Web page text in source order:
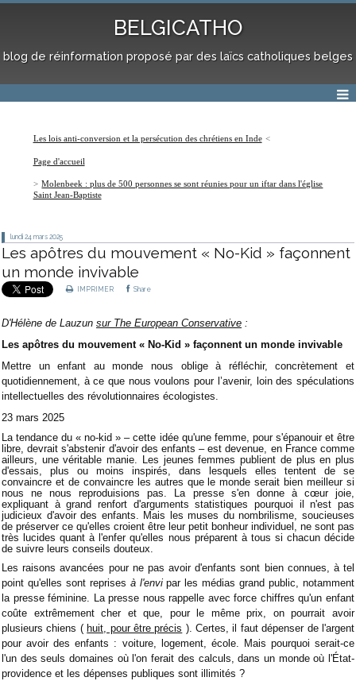
BELGICATHO
blog de réinformation proposé par des laïcs catholiques belges
Les lois anti-conversion et la persécution des chrétiens en Inde
Page d'accueil
Molenbeek : plus de 500 personnes se sont réunies pour un iftar dans l'église
Saint Jean-Baptiste
lundi 24 mars 2025
Les apôtres du mouvement « No-Kid » façonnent
un monde invivable
IMPRIMER Share
D'Hélène de Lauzun sur The European Conservative :
Les apôtres du mouvement « No-Kid » façonnent un monde invivable
Mettre un enfant au monde nous oblige à réfléchir, concrètement et
quotidiennement, à ce que nous voulons pour l’avenir, loin des spéculations
intellectuelles des révolutionnaires écologistes.
23 mars 2025
La tendance du « no-kid » – cette idée qu'une femme, pour s'épanouir et être
libre, devrait s'abstenir d'avoir des enfants – est devenue, en France comme
ailleurs, une véritable manie. Les jeunes femmes publient de plus en plus
d'essais, plus ou moins inspirés, dans lesquels elles tentent de se
convaincre et de convaincre les autres que le monde serait bien meilleur si
nous ne nous reproduisions pas. La presse s'en donne à cœur joie,
expliquant à grand renfort d'arguments statistiques pourquoi il n'est pas
judicieux d'avoir des enfants. Mais les muses du nombrilisme, soucieuses
de préserver ce qu'elles croient être leur petit bonheur individuel, ne sont pas
très lucides quant à l'enfer qu'elles nous préparent à tous si chacun décide
de suivre leurs conseils douteux.
Les raisons avancées pour ne pas avoir d'enfants sont bien connues, à tel
point qu'elles sont reprises à l'envipar les médias grand public, notamment
la presse féminine. La presse nous rappelle avec force chiffres qu'un enfant
coûte extrêmement cher et que, pour le même prix, on pourrait avoir
plusieurs chiens ( huit, pour être précis ). Certes, il faut dépenser de l'argent
pour avoir des enfants : voiture, logement, école. Mais pourquoi serait-ce
l'un des seuls domaines où l'on ferait des calculs, dans un monde où l'État-
providence et les dépenses publiques sont illimités ?